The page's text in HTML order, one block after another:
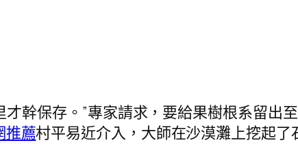
幹保存。”專家請求，要給果樹根系留出
推薦村平易近介入，大師在沙漠灘上挖起了